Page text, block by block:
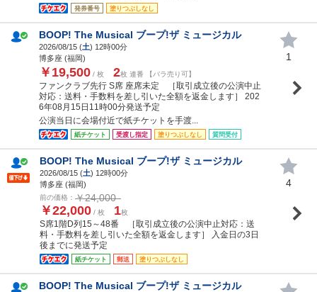
発券番号 塗りつぶしなし
BOOP! The Musical ブープ!ザ ミュージカル
2026/08/15 (土) 12時00分
博多座 (福岡)
￥19,500 / 枚 2枚 連番 【バラ売り可】
ファンクラブ先行 S席 座席未定 ［取引成立後の公演中止
対応：送料・手数料を差し引いた全額を返金します］ 202
6年08月15日11時00分発送予定
公演当日に会場付近で紙チケットを手渡...
紙チケット 受渡し指定 塗りつぶしなし 質問受付
1
BOOP! The Musical ブープ!ザ ミュージカル
2026/08/15 (土) 12時00分
博多座 (福岡)
前の価格： ￥24,000
￥22,000 / 枚 1枚
S席1階D列15～48番 ［取引成立後の公演中止対応：送
料・手数料を差し引いた全額を返金します］ 入金日の3日
後までに発送予定
紙チケット 郵送 塗りつぶしなし
4
BOOP! The Musical ブープ!ザ ミュージカル